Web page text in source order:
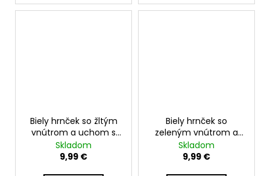
Biely hrnček so žltým
vnútrom a uchom s
vlastnou potlačou -
330 ml
Skladom
9,99 €
Biely hrnček so
zeleným vnútrom a
uchom s vlastnou
potlačou - 330 ml
Skladom
9,99 €